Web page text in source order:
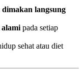
langsung
pada setiap
sehat atau diet